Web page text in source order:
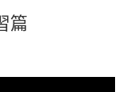
篇